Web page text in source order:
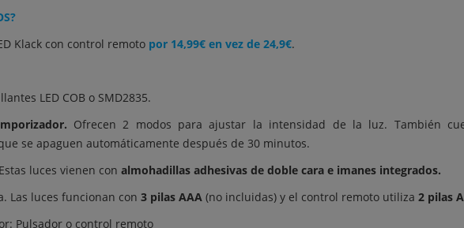
Klack con control remoto por 14,99€ en vez de 24,9€.
LED COB o SMD2835.
Ofrecen 2 modos para ajustar la intensidad de la luz. También
se apaguen automáticamente después de 30 minutos.
luces vienen con almohadillas adhesivas de doble cara e imanes integrados.
Las luces funcionan con 3 pilas AAA (no incluidas) y el control remoto utiliza 2 pilas
Pulsador o control remoto